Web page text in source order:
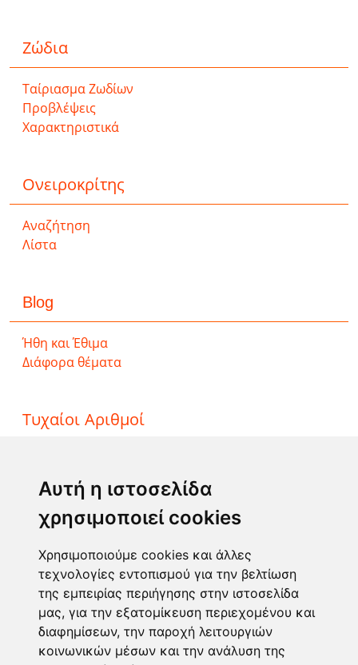
Αυτή η ιστοσελίδα
χρησιμοποιεί cookies
Χρησιμοποιούμε cookies και άλλες
τεχνολογίες εντοπισμού για την βελτίωση
της εμπειρίας περιήγησης στην ιστοσελίδα
μας, για την εξατομίκευση περιεχομένου και
διαφημίσεων, την παροχή λειτουργιών
κοινωνικών μέσων και την ανάλυση της
Ζώδια
Ταίριασμα Ζωδίων
Προβλέψεις
Χαρακτηριστικά
Ονειροκρίτης
Αναζήτηση
Λίστα
Blog
Ήθη και Έθιμα
Διάφορα θέματα
Τυχαίοι Αριθμοί
ΛΟΤΤΟ
ΚΙΝΟ
EXTRA 5
Επικοινωνία
Φόρμα επικοινωνίας
info@taromanteia.gr